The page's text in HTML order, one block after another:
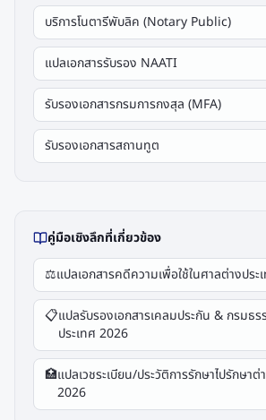
บริการโนตารีพับลิค (Notary Public)
แปลเอกสารรับรอง NAATI
รับรองเอกสารกรมการกงสุล (MFA)
รับรองเอกสารสถานทูต
คู่มือเชิงลึกที่เกี่ยวข้อง
⚖️แปลเอกสารคดีความเพื่อใช้ในศาลต่างปร
📋แปลรับรองเอกสารเคลมประกัน & กรมธร
ประเทศ 2026
🏥แปลเวชระเบียน/ประวัติการรักษาไปรักษาต่
2026